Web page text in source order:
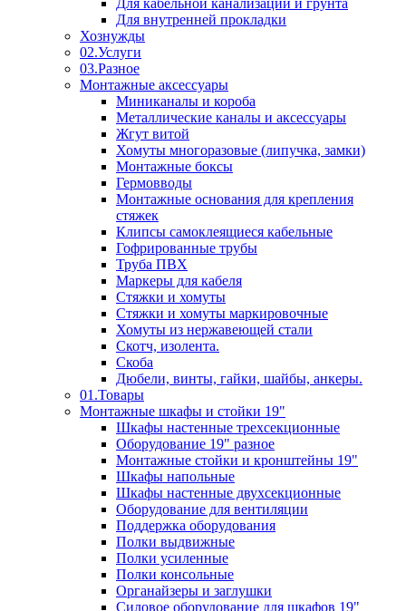
Для кабельной канализации и грунта
Для внутренней прокладки
Хознужды
02.Услуги
03.Разное
Монтажные аксессуары
Миниканалы и короба
Металлические каналы и аксессуары
Жгут витой
Хомуты многоразовые (липучка, замки)
Монтажные боксы
Гермовводы
Монтажные основания для крепления
стяжек
Клипсы самоклеящиеся кабельные
Гофрированные трубы
Труба ПВХ
Маркеры для кабеля
Стяжки и хомуты
Стяжки и хомуты маркировочные
Хомуты из нержавеющей стали
Скотч, изолента.
Скоба
Дюбели, винты, гайки, шайбы, анкеры.
01.Товары
Монтажные шкафы и стойки 19"
Шкафы настенные трехсекционные
Оборудование 19" разное
Монтажные стойки и кронштейны 19"
Шкафы напольные
Шкафы настенные двухсекционные
Оборудование для вентиляции
Поддержка оборудования
Полки выдвижные
Полки усиленные
Полки консольные
Органайзеры и заглушки
Силовое оборудование для шкафов 19"